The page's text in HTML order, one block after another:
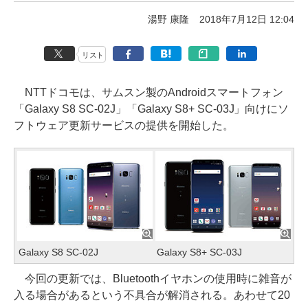
湯野 康隆 2018年7月12日 12:04
リスト
NTTドコモは、サムスン製のAndroidスマートフォン
「Galaxy S8 SC-02J」「Galaxy S8+ SC-03J」向けにソ
フトウェア更新サービスの提供を開始した。
Galaxy S8 SC-02J Galaxy S8+ SC-03J
今回の更新では、Bluetoothイヤホンの使用時に雑音が
入る場合があるという不具合が解消される。あわせて20